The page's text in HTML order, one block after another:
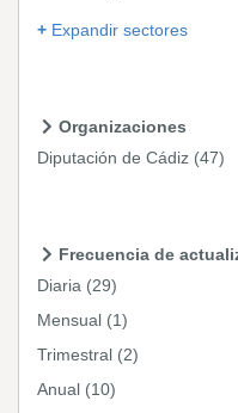
Expandir sectores
Organizaciones
Diputación de Cádiz (47)
Frecuencia de
Diaria (29)
Mensual (1)
Trimestral (2)
Anual (10)